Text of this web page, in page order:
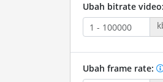
Ubah bitrate video:
Ubah frame rate: